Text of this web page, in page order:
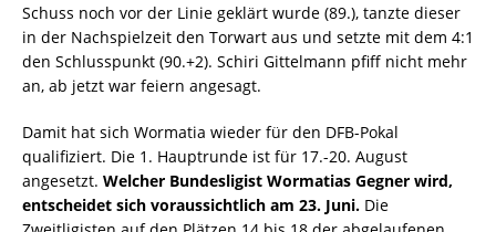
Schuss noch vor der Linie geklärt wurde (89.), tanzte dieser
in der Nachspielzeit den Torwart aus und setzte mit dem 4:1
den Schlusspunkt (90.+2). Schiri Gittelmann pfiff nicht mehr
an, ab jetzt war feiern angesagt.
Damit hat sich Wormatia wieder für den DFB-Pokal
qualifiziert. Die 1. Hauptrunde ist für 17.-20. August
angesetzt. Welcher Bundesligist Wormatias Gegner wird,
entscheidet sich voraussichtlich am 23. Juni. Die